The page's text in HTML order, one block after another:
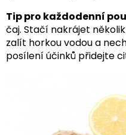
Tip pro každodenní
čaj. Stačí nakrájet
zalít horkou vodou a
posílení účinků přidejte